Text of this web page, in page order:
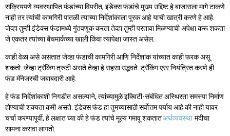
सक्रियपणे व्यवस्थापित फंडांच्या विपरीत, इंडेक्स फंडांचे मुख्य उद्दिष्ट हे बाजाराला मागे टाकणे
नाही तर त्यांची कामगिरी पातळी त्याच्या निर्देशांकाला पूरक आहे याची खात्री करणे हे आहे.
जेव्हा तुम्ही इंडेक्स फंडामध्ये गुंतवणूक करता तेव्हा तुम्ही परतावा मिळण्याची अपेक्षा करू शकता
जे एकतर त्यांच्या बेंचमार्कच्या खाली किंवा त्यापेक्षा जास्त असेल.
काही वेळा असे असतात जेव्हा फंडाची कामगिरी आणि निर्देशांक यांच्यात काही फरक असू
शकतो. जेव्हा ट्रॅकिंग त्रुटी असते तेव्हा हे सहसा उद्भवते. ट्रॅकिंग एरर नियंत्रित करणे ही
फंड मॅनेजरची जबाबदारी आहे.
हे फंड निर्देशांकाशी निगडीत असल्याने, त्यांच्यामुळे इक्विटी-संबंधित अस्थिरता समस्या निर्माण
होण्याची शक्यता कमी असते. इंडेक्स फंड हा तुमच्यासाठी सर्वोत्तम पर्याय आहे की नाही यावर
चर्चा करण्यापूर्वी, हे लक्षात घ्या की हे फंड त्यांचे मूल्य गमावू शकतातअर्थव्यवस्था मंदीचा
सामना करावा लागतो.